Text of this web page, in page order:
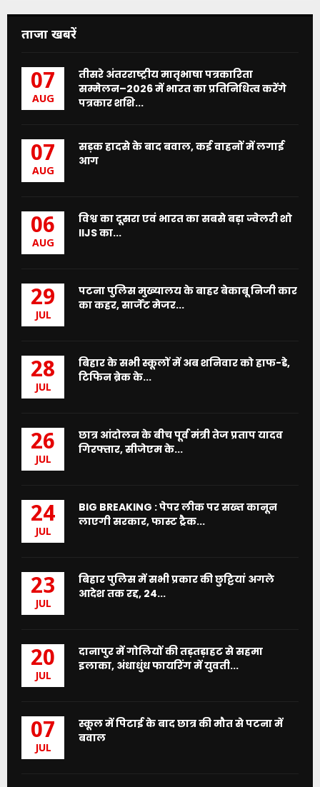
ताजा खबरें
07
AUG
तीसरे अंतरराष्ट्रीय मातृभाषा पत्रकारिता
सम्मेलन–2026 में भारत का प्रतिनिधित्व करेंगे
पत्रकार शशि...
07
AUG
सड़क हादसे के बाद बवाल, कई वाहनों में लगाई
आग
06
AUG
विश्व का दूसरा एवं भारत का सबसे बड़ा ज्वेलरी शो
IIJS का...
29
JUL
पटना पुलिस मुख्यालय के बाहर बेकाबू निजी कार
का कहर, सार्जेंट मेजर...
28
JUL
बिहार के सभी स्कूलों में अब शनिवार को हाफ-डे,
टिफिन ब्रेक के...
26
JUL
छात्र आंदोलन के बीच पूर्व मंत्री तेज प्रताप यादव
गिरफ्तार, सीजेएम के...
24
JUL
BIG BREAKING : पेपर लीक पर सख्त कानून
लाएगी सरकार, फास्ट ट्रैक...
23
JUL
बिहार पुलिस में सभी प्रकार की छुट्टियां अगले
आदेश तक रद्द, 24...
20
JUL
दानापुर में गोलियों की तड़तड़ाहट से सहमा
इलाका, अंधाधुंध फायरिंग में युवती...
07
JUL
स्कूल में पिटाई के बाद छात्र की मौत से पटना में
बवाल